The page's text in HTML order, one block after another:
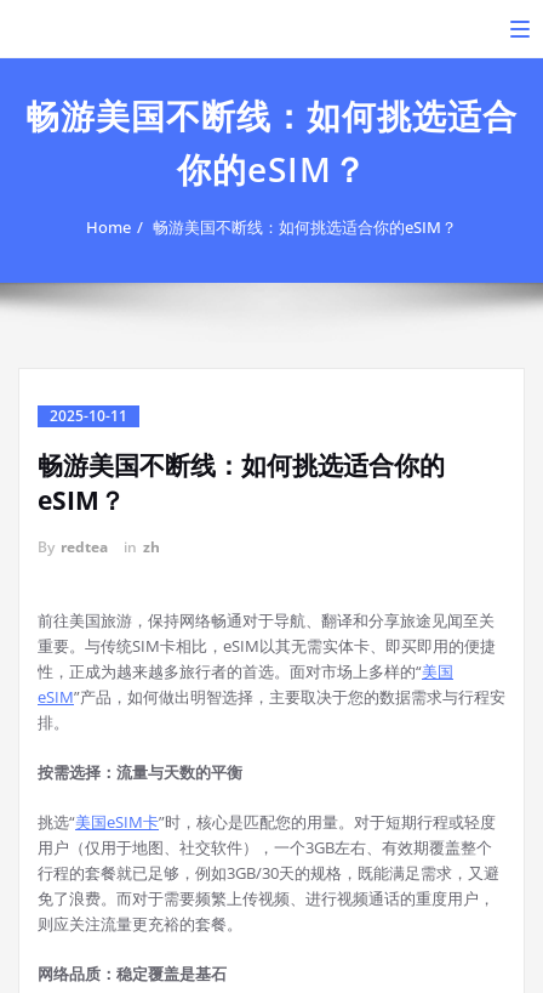
content
畅游美国不断线：如何挑选适合
你的eSIM？
Home 畅游美国不断线：如何挑选适合你的eSIM？
2025-10-11
畅游美国不断线：如何挑选适合你的
eSIM？
By redtea in zh
前往美国旅游，保持网络畅通对于导航、翻译和分享旅途见闻至关
重要。与传统SIM卡相比，eSIM以其无需实体卡、即买即用的便捷
性，正成为越来越多旅行者的首选。面对市场上多样的“美国
eSIM”产品，如何做出明智选择，主要取决于您的数据需求与行程安
排。
按需选择：流量与天数的平衡
挑选“美国eSIM卡”时，核心是匹配您的用量。对于短期行程或轻度
用户（仅用于地图、社交软件），一个3GB左右、有效期覆盖整个
行程的套餐就已足够，例如3GB/30天的规格，既能满足需求，又避
免了浪费。而对于需要频繁上传视频、进行视频通话的重度用户，
则应关注流量更充裕的套餐。
网络品质：稳定覆盖是基石